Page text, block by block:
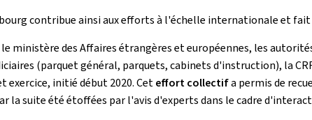
contribue ainsi aux efforts à l'échelle internationale et fait
ministère des Affaires étrangères et européennes, les
(parquet général, parquets, cabinets d'instruction), la
exercice, initié début 2020. Ceteffort collectifa permis de
la suite été étoffées par l'avis d'experts dans le cadre